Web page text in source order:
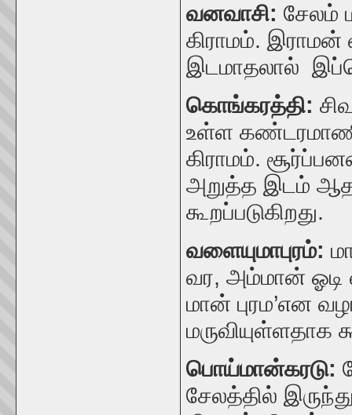
வனவாசி: சேலம்
கிராமம். இராமன்
இடமாதலால்
கொங்கரத்தி:
உள்ள
கிராமம்.
அறுத்த இடம்
கூறப்படுகிறது.
வளையுமாபுரம்:
வர, அம்மான்
மான் புரம’என
மருவியுள்ளதாக
பொய்மான்கரடு:
சேலத்தில்